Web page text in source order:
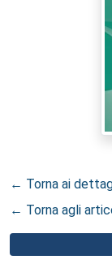
← Torna ai
← Torna agli